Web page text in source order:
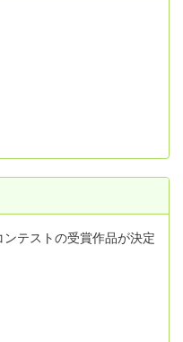
テストの受賞作品が決定